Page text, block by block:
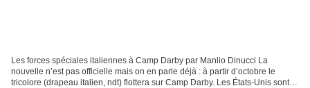
Les forces spéciales italiennes à Camp Darby par Manlio Dinucci La
nouvelle n’est pas officielle mais on en parle déjà : à partir d’octobre le
tricolore (drapeau italien, ndt) flottera sur Camp Darby. Les États-Unis sont-